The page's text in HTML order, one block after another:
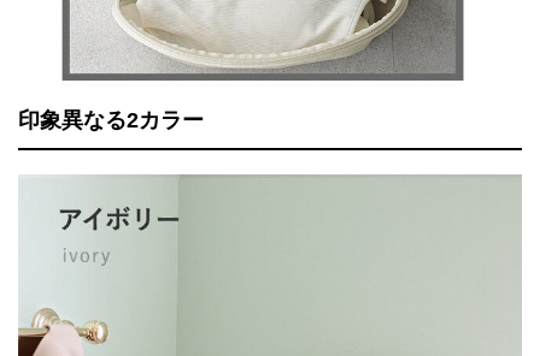
印象異なる2カラー